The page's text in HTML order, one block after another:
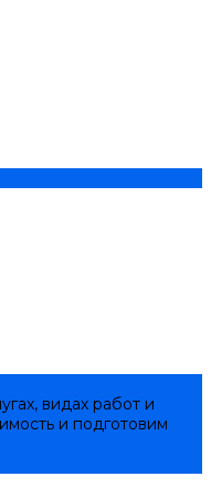
видах работ и
и подготовим